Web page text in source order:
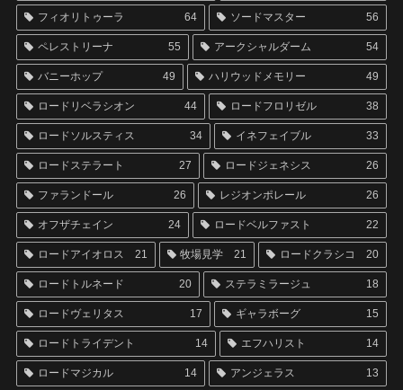
フィオリトゥーラ 64 ソードマスター 56
ペレストリーナ 55 アークシャルダーム 54
バニーホップ 49 ハリウッドメモリー 49
ロードリベラシオン 44 ロードフロリゼル 38
ロードソルスティス 34 イネフェイブル 33
ロードステラート 27 ロードジェネシス 26
ファランドール 26 レジオンポレール 26
オフザチェイン 24 ロードベルファスト 22
ロードアイオロス 21 牧場見学 21 ロードクラシコ 20
ロードトルネード 20 ステラミラージュ 18
ロードヴェリタス 17 ギャラボーグ 15
ロードトライデント 14 エフハリスト 14
ロードマジカル 14 アンジェラス 13